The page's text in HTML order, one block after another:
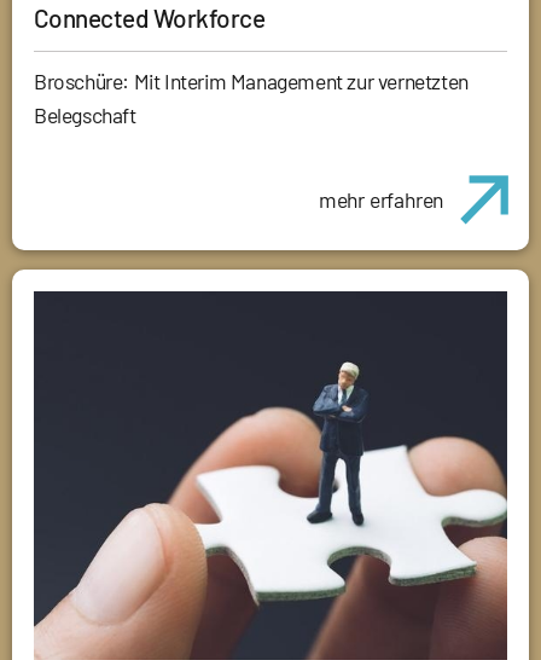
Connected Workforce
Broschüre: Mit Interim Management zur vernetzten
Belegschaft
mehr erfahren